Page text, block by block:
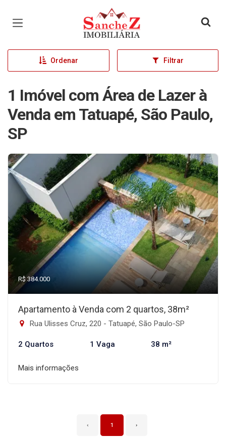
Página inicial
Ordenar Filtrar
1 Imóvel com Área de Lazer à
Venda em Tatuapé, São Paulo,
SP
R$ 384.000
Apartamento à Venda com 2 quartos, 38m²
Rua Ulisses Cruz, 220 - Tatuapé, São Paulo-SP
2 Quartos 1 Vaga 38 m²
Mais informações
‹ 1 ›